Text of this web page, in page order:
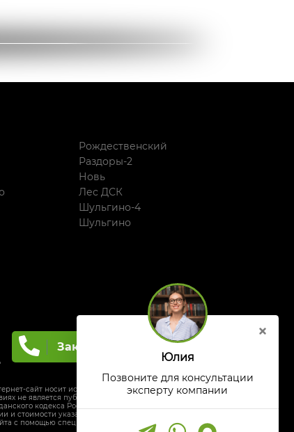
Рождественский
Раздоры-2
Новь
Лес ДСК
Шульгино-4
Шульгино
Заказать звонок
сайт носит исключительно
не является публичной офертой,
кодекса Российской Федерации.
стоимости указанных товаров и (или)
с помощью специальной формы связи
Юлия
Позвоните для консультации
эксперту компании